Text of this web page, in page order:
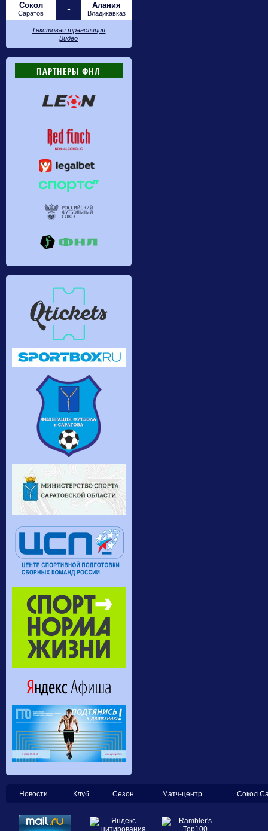
Сокол
Саратов - Алания
Владикавказ
Текстовая трансляция
Видео
ПАРТНЕРЫ ФНЛ
Новости Клуб Сезон Матч-центр Сокол